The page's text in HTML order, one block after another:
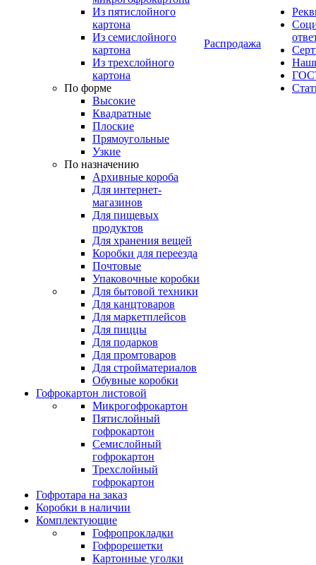
Из пятислойного
картона
Из семислойного
картона
Из трехслойного
картона
По форме
Высокие
Квадратные
Плоские
Прямоугольные
Узкие
По назначению
Архивные короба
Для интернет-
магазинов
Для пищевых
продуктов
Для хранения вещей
Коробки для переезда
Почтовые
Упаковочные коробки
Для бытовой техники
Для канцтоваров
Для маркетплейсов
Для пиццы
Для подарков
Для промтоваров
Для стройматериалов
Обувные коробки
Гофрокартон листовой
Микрогофрокартон
Пятислойный
гофрокартон
Семислойный
гофрокартон
Трехслойный
гофрокартон
Гофротара на заказ
Коробки в наличии
Комплектующие
Гофропрокладки
Гофрорешетки
Картонные уголки
Распродажа